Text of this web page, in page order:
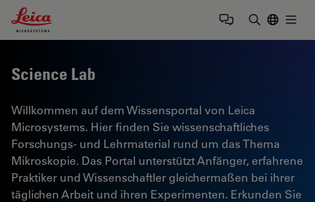
Leica Microsystems Logo
Science Lab
Willkommen auf dem Wissensportal von Leica
Microsystems. Hier finden Sie wissenschaftliches
Forschungs- und Lehrmaterial rund um das Thema
Mikroskopie. Das Portal unterstützt Anfänger, erfahrene
Praktiker und Wissenschaftler gleichermaßen bei ihrer
täglichen Arbeit und ihren Experimenten. Erkunden Sie